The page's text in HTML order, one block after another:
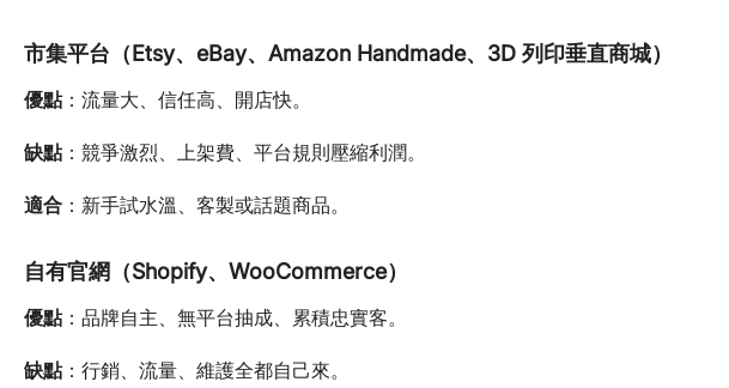
市集平台（Etsy、eBay、Amazon Handmade、3D 列印垂直商城）
優點：流量大、信任高、開店快。
缺點：競爭激烈、上架費、平台規則壓縮利潤。
適合 ：新手試水溫、客製或話題商品。
自有官網（Shopify、WooCommerce）
優點：品牌自主、無平台抽成、累積忠實客。
缺點：行銷、流量、維護全都自己來。